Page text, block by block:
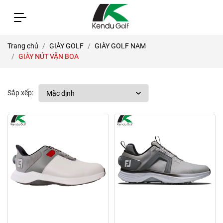
Trang chủ GIÀY GOLF
GIÀY GOLF NAM
GIÀY NÚT VẶN BOA
Sắp xếp: